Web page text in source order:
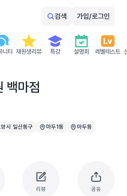
검색 가입/로그인
니티 재원생리뷰 특강 설명회 레벨테스트
백마점
양시 일산동구 마두1동
마두동
리뷰 공유